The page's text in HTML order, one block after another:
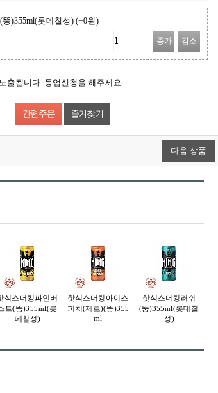
)355ml(롯데칠성) (+0원)
증가 감소
출됩니다. 등업신청을 해주세요
즐겨찾기
다음 상품
식스더킹파인버
트(뚱)355ml(롯
데칠성)
핫식스더킹아이스
피치(제로)(뚱)355
ml
핫식스더킹러쉬
(뚱)355ml(롯데칠
성)